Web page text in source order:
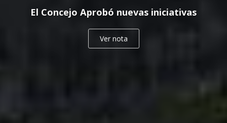
El Concejo Aprobó nuevas iniciativas
Ver nota